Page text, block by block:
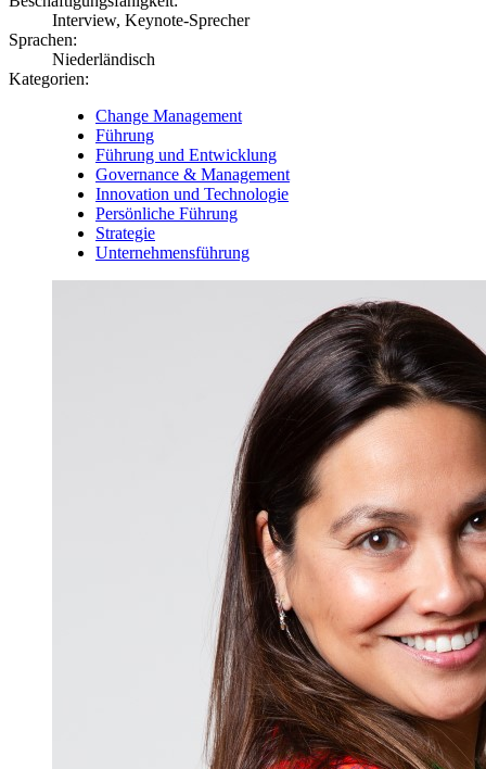
Interview, Keynote-Sprecher
Sprachen:
Niederländisch
Kategorien:
Change Management
Führung
Führung und Entwicklung
Governance & Management
Innovation und Technologie
Persönliche Führung
Strategie
Unternehmensführung